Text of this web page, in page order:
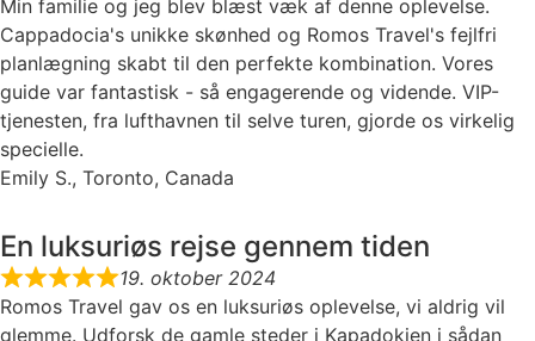
Min familie og jeg blev blæst væk af denne oplevelse.
Cappadocia's unikke skønhed og Romos Travel's fejlfri
planlægning skabt til den perfekte kombination. Vores
guide var fantastisk - så engagerende og vidende. VIP-
tjenesten, fra lufthavnen til selve turen, gjorde os virkelig
specielle.
Emily S., Toronto, Canada
En luksuriøs rejse gennem tiden
19. oktober 2024
Romos Travel gav os en luksuriøs oplevelse, vi aldrig vil
glemme. Udforsk de gamle steder i Kapadokien i sådan